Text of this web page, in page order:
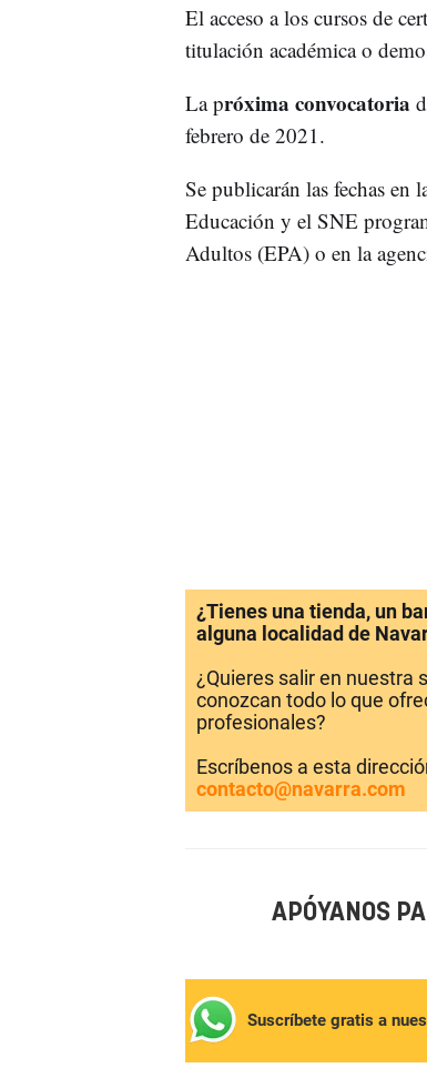
El acceso a los cursos de
titulación académica o
La próxima convocatoria
febrero de 2021.
Se publicarán las fechas en
Educación y el SNE
Adultos (EPA) o en la
¿Tienes una tienda, un
alguna localidad de
¿Quieres salir en nuestra
conozcan todo lo que
profesionales?
Escríbenos a esta
contacto@navarra.com
APÓYANOS
Suscríbete gratis a